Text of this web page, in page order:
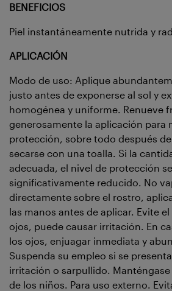
BENEFICIOS
Piel instantáneamente nutrida y
APLICACIÓN
Modo de uso: Aplique
justo antes de exponerse al sol y
homogénea y uniforme. Renueve
generosamente la aplicación para
protección, sobre todo después
secarse con una toalla. Si la
adecuada, el nivel de protección
significativamente reducido. No
directamente sobre el rostro,
las manos antes de aplicar. Evite
ojos, puede causar irritación. En
los ojos, enjuagar inmediata y
Suspenda su empleo si se
irritación o sarpullido.
de los niños. Para uso externo.